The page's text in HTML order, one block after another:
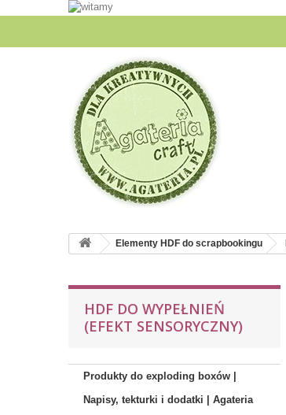
Elementy HDF do scrapbookingu
HDF DO WYPEŁNIEŃ
(EFEKT SENSORYCZNY)
Produkty do exploding boxów |
Napisy, tekturki i dodatki | Agateria